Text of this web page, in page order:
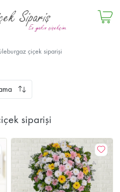
çiçek siparişi
siparişi